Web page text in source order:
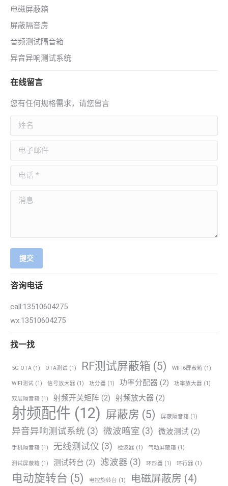
电磁屏蔽箱
屏蔽隔音房
音频测试隔音箱
异音异响测试系统
在线留言
您有任何规格需求，请您留言
姓名
电子邮件
电话 *
消息
提交
咨询电话
call:13510604275
wx:13510604275
找一找
5G OTA (1) OTA测试 (1) RF测试屏蔽箱 (5) WIFI6屏蔽箱 (1)
WIFI测试 (1) 信号放大器 (1) 功分器 (1) 功率分配器 (2) 功率放大器 (1)
双层隔音箱 (1) 射频开关矩阵 (2) 射频放大器 (2)
射频配件 (12) 屏蔽房 (5) 屏蔽隔音箱 (1)
异音异响测试系统 (3) 微波暗室 (3) 微波测试 (2)
手机隔音箱 (1) 无线测试仪 (3) 检波器 (1) 气动屏蔽箱 (1)
测试屏蔽箱 (1) 测试转台 (2) 滤波器 (3) 环形器 (1) 环行器 (1)
电动旋转台 (5) 电控旋转台 (1) 电磁屏蔽房 (4)